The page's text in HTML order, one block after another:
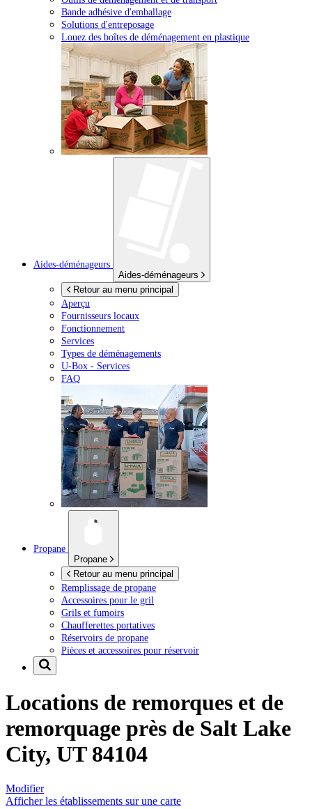
Bande adhésive d'emballage
Solutions d'entreposage
Louez des boîtes de déménagement en plastique
Aides-déménageurs
Aides-déménageurs
Retour au menu principal
Aperçu
Fournisseurs locaux
Fonctionnement
Services
Types de déménagements
U-Box - Services
FAQ
Propane
Propane
Retour au menu principal
Remplissage de propane
Accessoires pour le gril
Grils et fumoirs
Chaufferettes portatives
Réservoirs de propane
Pièces et accessoires pour réservoir
Locations de remorques et de
remorquage près de Salt Lake
City, UT 84104
Modifier
Afficher les établissements sur une carte